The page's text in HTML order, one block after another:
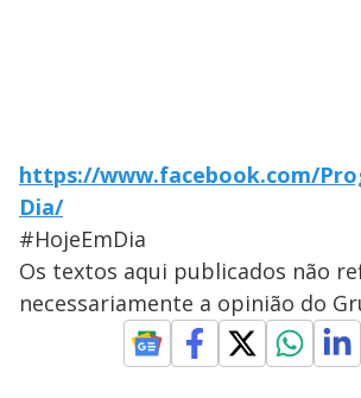
https://www.facebook.com/
Dia/
#HojeEmDia
Os textos aqui publicados não
necessariamente a opinião do